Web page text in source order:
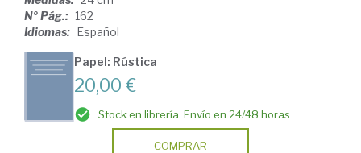
Nº Pág.: 162
Idiomas: Español
Papel: Rústica
20,00 €
Stock en librería. Envío en 24/48 horas
COMPRAR